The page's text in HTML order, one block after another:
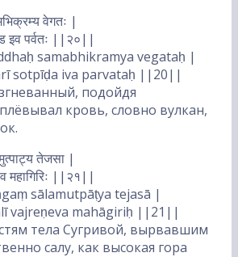
वेगतः |
इव पर्वतः ||२०||
samabhikramya vegataḥ |
sotpīḍa iva parvataḥ ||20||
подойдя
кровь, словно вулкан,
तेजसा |
महागिरिः ||२१||
sālamutpāṭya tejasā |
vajreṇeva mahāgiriḥ ||21||
тела Сугривой, вырвавшим
салу, как высокая гора